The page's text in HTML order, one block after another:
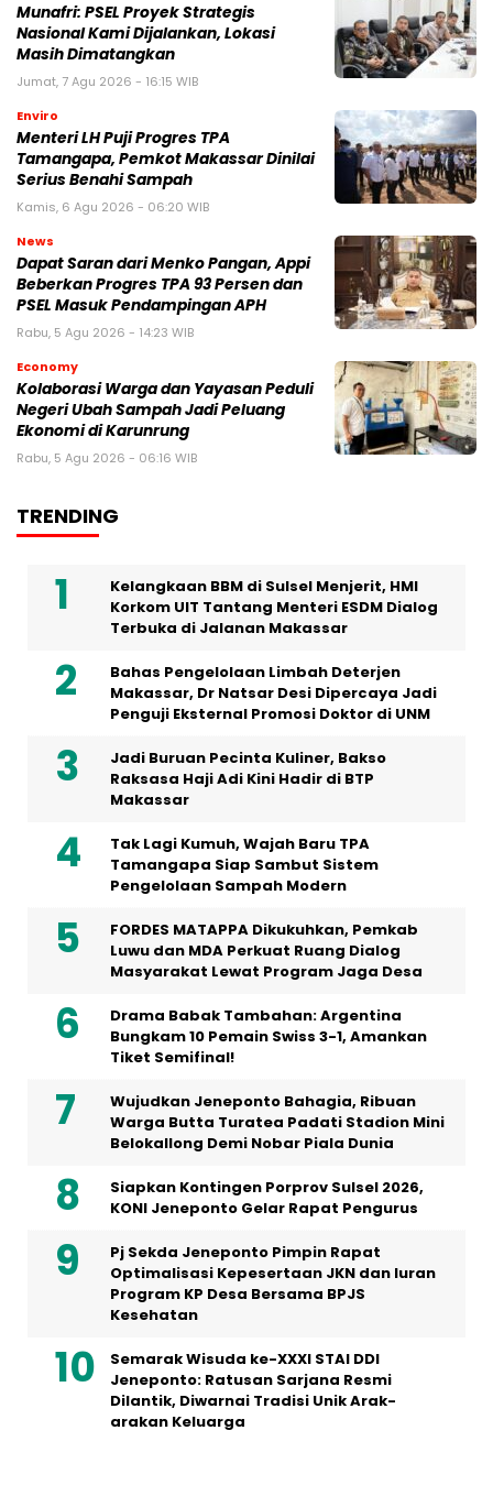
Munafri: PSEL Proyek Strategis
Nasional Kami Dijalankan, Lokasi
Masih Dimatangkan
Jumat, 7 Agu 2026 - 16:15 WIB
Enviro
Menteri LH Puji Progres TPA
Tamangapa, Pemkot Makassar Dinilai
Serius Benahi Sampah
Kamis, 6 Agu 2026 - 06:20 WIB
News
Dapat Saran dari Menko Pangan, Appi
Beberkan Progres TPA 93 Persen dan
PSEL Masuk Pendampingan APH
Rabu, 5 Agu 2026 - 14:23 WIB
Economy
Kolaborasi Warga dan Yayasan Peduli
Negeri Ubah Sampah Jadi Peluang
Ekonomi di Karunrung
Rabu, 5 Agu 2026 - 06:16 WIB
TRENDING
Kelangkaan BBM di Sulsel Menjerit, HMI
Korkom UIT Tantang Menteri ESDM Dialog
Terbuka di Jalanan Makassar
Bahas Pengelolaan Limbah Deterjen
Makassar, Dr Natsar Desi Dipercaya Jadi
Penguji Eksternal Promosi Doktor di UNM
Jadi Buruan Pecinta Kuliner, Bakso
Raksasa Haji Adi Kini Hadir di BTP
Makassar
Tak Lagi Kumuh, Wajah Baru TPA
Tamangapa Siap Sambut Sistem
Pengelolaan Sampah Modern
FORDES MATAPPA Dikukuhkan, Pemkab
Luwu dan MDA Perkuat Ruang Dialog
Masyarakat Lewat Program Jaga Desa
Drama Babak Tambahan: Argentina
Bungkam 10 Pemain Swiss 3-1, Amankan
Tiket Semifinal!
Wujudkan Jeneponto Bahagia, Ribuan
Warga Butta Turatea Padati Stadion Mini
Belokallong Demi Nobar Piala Dunia
Siapkan Kontingen Porprov Sulsel 2026,
KONI Jeneponto Gelar Rapat Pengurus
Pj Sekda Jeneponto Pimpin Rapat
Optimalisasi Kepesertaan JKN dan Iuran
Program KP Desa Bersama BPJS
Kesehatan
Semarak Wisuda ke-XXXI STAI DDI
Jeneponto: Ratusan Sarjana Resmi
Dilantik, Diwarnai Tradisi Unik Arak-
arakan Keluarga